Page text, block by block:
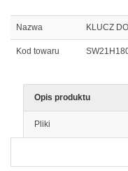
Nazwa KLUCZ
Kod towaru
Opis produktu
Pliki